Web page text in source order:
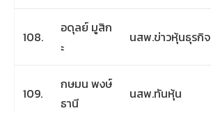
108.
อดุลย์ มูสิก
ะ
นสพ.ข่าวหุ้นธุรกิจ
109.
กษมน พงษ์
ธานี
นสพ.ทันหุ้น